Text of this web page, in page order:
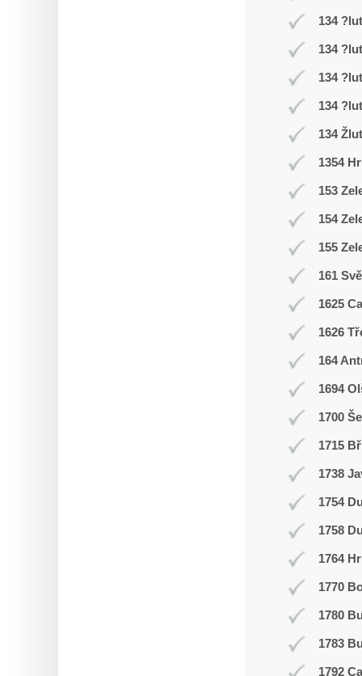
134 ?lut
134 ?lut
134 ?lut
134 ?lut
134
1354
153
154
155
161
1625
1626
164
1694
1700
1715
1738
1754
1758
1764
1770
1780
1783
1792